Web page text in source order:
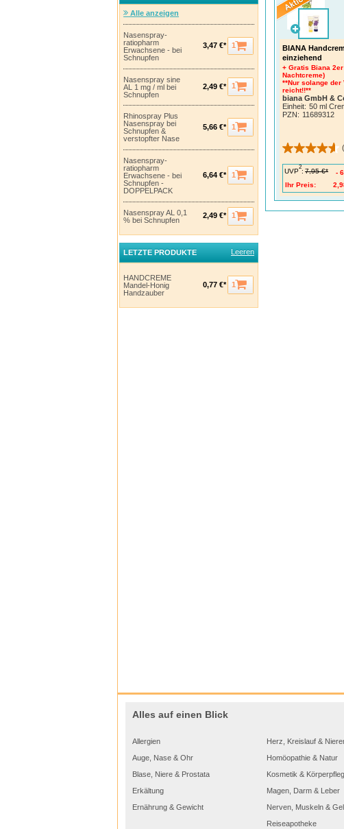
BIANA
einziehend
+ Gratis Biana 2er
Nachtcreme)
**Nur solange der
reicht!!**
biana GmbH &
Einheit: 50 ml
PZN: 11689312
UVP
2
: 7,95 €*
Ihr Preis:
Alle anzeigen
Nasenspray-
ratiopharm
Erwachsene - bei
Schnupfen
3,47 €* 1
Nasenspray sine
AL 1 mg / ml bei
Schnupfen
2,49 €* 1
Rhinospray Plus
Nasenspray bei
Schnupfen &
verstopfter Nase
5,66 €* 1
Nasenspray-
ratiopharm
Erwachsene - bei
Schnupfen -
DOPPELPACK
6,64 €* 1
Nasenspray AL 0,1
% bei Schnupfen
2,49 €* 1
LETZTE PRODUKTE Leeren
HANDCREME
Mandel-Honig
Handzauber
0,77 €* 1
Alles auf einen Blick
Allergien
Auge, Nase & Ohr
Blase, Niere & Prostata
Erkältung
Ernährung & Gewicht
Herz, Kreislauf &
Homöopathie & Natur
Kosmetik &
Magen, Darm & Leber
Nerven, Muskeln &
Reiseapotheke